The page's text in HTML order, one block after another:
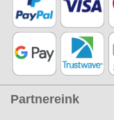
Partnereink